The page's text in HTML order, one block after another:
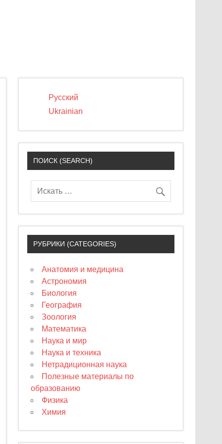
Русский
Ukrainian
ПОИСК (SEARCH)
РУБРИКИ (CATEGORIES)
Анатомия и медицина
Астрономия
Биология
География
Зоология
Математика
Наука и мир
Наука и техника
Нетрадиционная наука
Полезные материалы по
образованию
Физика
Химия